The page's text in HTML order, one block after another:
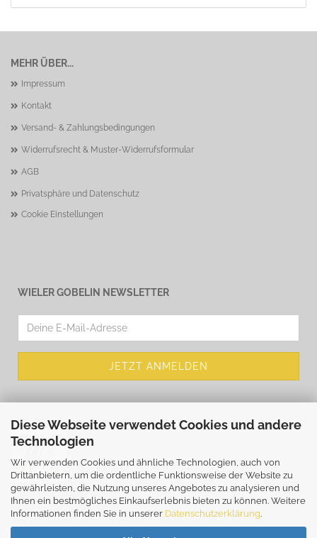
Diese Webseite verwendet Cookies und andere
Technologien
Wir verwenden Cookies und ähnliche Technologien, auch von
Drittanbietern, um die ordentliche Funktionsweise der Website zu
gewährleisten, die Nutzung unseres Angebotes zu analysieren und
Ihnen ein bestmögliches Einkaufserlebnis bieten zu können. Weitere
Informationen finden Sie in unserer Datenschutzerklärung.
MEHR ÜBER...
Impressum
Kontakt
Versand- & Zahlungsbedingungen
Widerrufsrecht & Muster-Widerrufsformular
AGB
Privatsphäre und Datenschutz
Cookie Einstellungen
WIELER GOBELIN NEWSLETTER
WIEHLER GOBELIN
E-Mail
info@wiehler-gobelin.com